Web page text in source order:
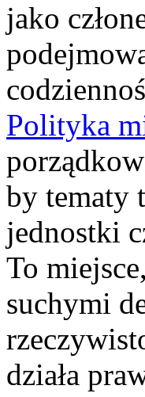
jako
Polityka
by tematy
jednostki
To
suchymi
działa